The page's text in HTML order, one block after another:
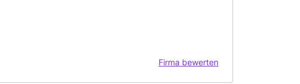
Firma bewerten